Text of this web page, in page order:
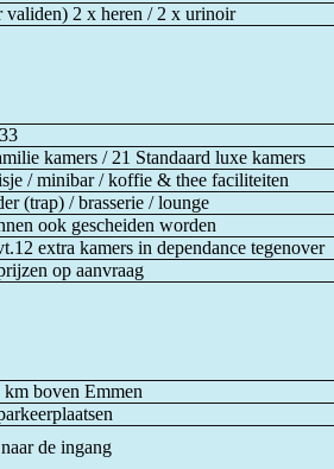
validen) 2 x heren / 2 x urinoir
33
kamers / 21 Standaard luxe kamers
/ minibar / koffie & thee faciliteiten
(trap) / brasserie / lounge
ook gescheiden worden
extra kamers in dependance tegenover
op aanvraag
boven Emmen
de ingang